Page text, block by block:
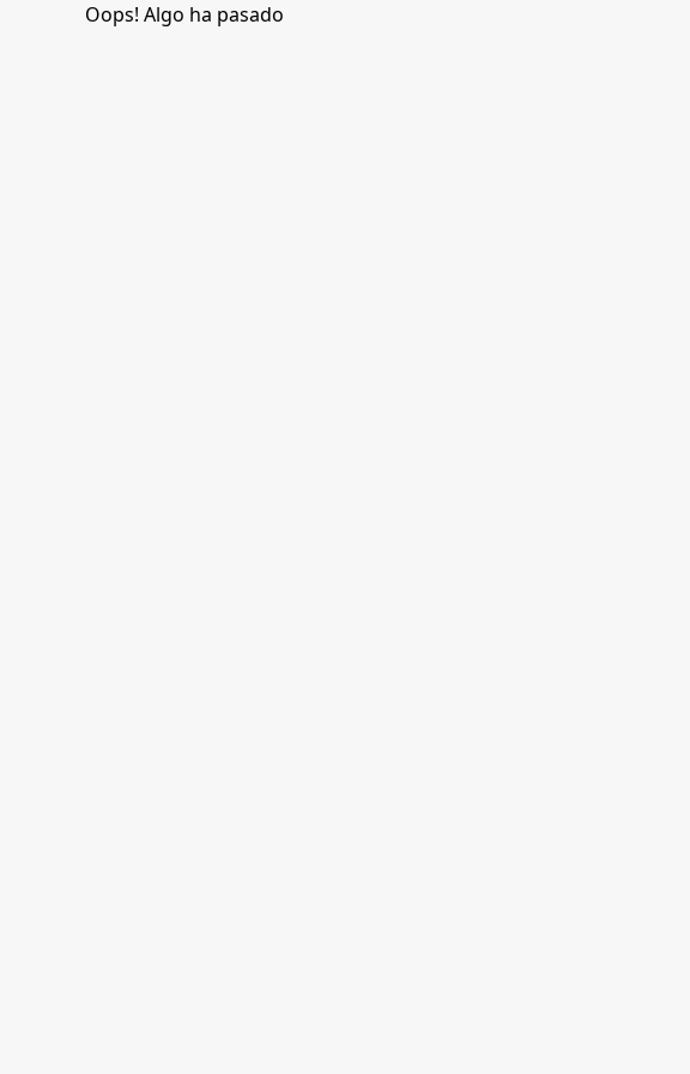
Oops! Algo ha pasado